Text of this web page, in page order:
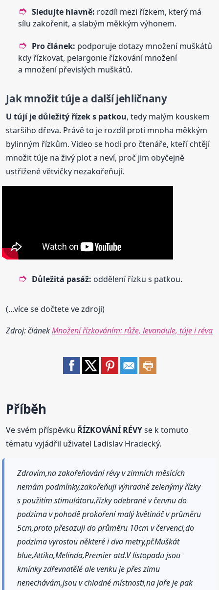
Sledujte hlavně: rozdíl mezi řízkem, který má
sílu zakořenit, a slabým měkkým výhonem.
Pro článek: podporuje dotazy množení muškátů
kdy řízkovat, pelargonie řízkování množení
a množení převislých muškátů.
Jak množit túje a další jehličnany
U tújí je důležitý řízek s patkou, tedy malým kouskem
staršího dřeva. Právě to je rozdíl proti mnoha měkkým
bylinným řízkům. Video se hodí pro čtenáře, kteří chtějí
množit túje na živý plot a neví, proč jim obyčejně
ustřižené větvičky nezakořeňují.
Důležitá pasáž: oddělení řízku s patkou.
(...více se dočtete ve zdroji)
Zdroj: článekMnožení řízkováním: růže, levandule, túje i réva
Příběh
Ve svém příspěvku ŘÍZKOVÁNÍ RÉVYse k tomuto
tématu vyjádřil uživatel Ladislav Hradecký.
Zdravím,na zakořeňování révy v zimních měsících
nemám podmínky,zakořeňuji výhradně zelenýmy řízky
s použitím stimulátoru,řízky odebrané v červnu do
podzima v pohodě prokoření malý květináč v průměru
5cm,proto přesazuji do průměru 10cm v červenci,do
podzima vyrostou některé i dva metry,př.Muškát
blue,Attika,Melinda,Premier atd.V listopadu jsou
kmínky zdřevnatělé ale venku je přes zimu
nenechávám,jsou v chladné místnosti,na jaře je pak